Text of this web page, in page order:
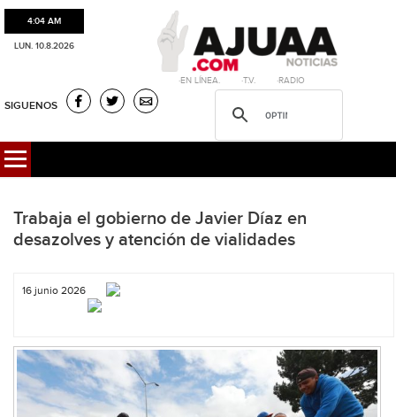
4:04 AM
LUN. 10.8.2026
·EN LÍNEA. ·T.V. ·RADIO
SIGUENOS
Trabaja el gobierno de Javier Díaz en
desazolves y atención de vialidades
16 junio 2026